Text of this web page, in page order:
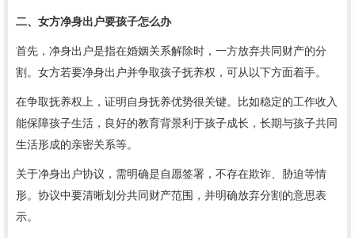
二、女方净身出户要孩子怎么办
首先，净身出户是指在婚姻关系解除时，一方放弃共同财产的分
割。女方若要净身出户并争取孩子抚养权，可从以下方面着手。
在争取抚养权上，证明自身抚养优势很关键。比如稳定的工作收入
能保障孩子生活，良好的教育背景利于孩子成长，长期与孩子共同
生活形成的亲密关系等。
关于净身出户协议，需明确是自愿签署，不存在欺诈、胁迫等情
形。协议中要清晰划分共同财产范围，并明确放弃分割的意思表
示。